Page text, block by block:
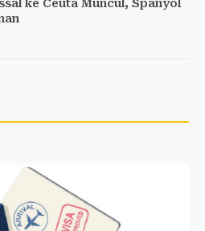
ke Ceuta Muncul, Spanyol